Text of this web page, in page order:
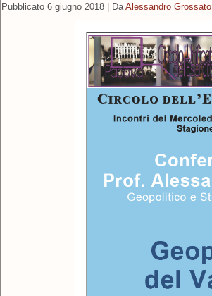
Pubblicato 6 giugno 2018 Da Alessandro Grossato